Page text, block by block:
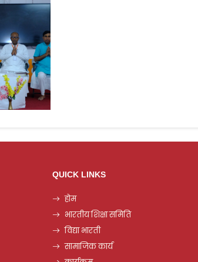
QUICK LINKS
होम
भारतीय शिक्षा समिति
विद्या भारती
सामाजिक कार्य